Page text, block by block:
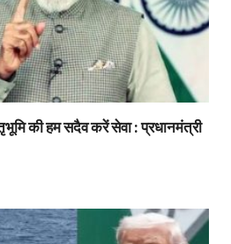
की हम सदैव करें सेवा : प्रधानमंत्री